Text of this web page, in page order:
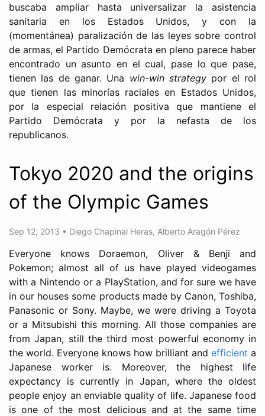
buscaba ampliar hasta universalizar la asistencia
sanitaria en los Estados Unidos, y con la
(momentánea) paralización de las leyes sobre control
de armas, el Partido Demócrata en pleno parece haber
encontrado un asunto en el cual, pase lo que pase,
tienen las de ganar. Una win-win strategy por el rol
que tienen las minorías raciales en Estados Unidos,
por la especial relación positiva que mantiene el
Partido Demócrata y por la nefasta de los
republicanos.
Tokyo 2020 and the origins
of the Olympic Games
Sep 12, 2013 • Diego Chapinal Heras, Alberto Aragón Pérez
Everyone knows Doraemon, Oliver & Benji and
Pokemon; almost all of us have played videogames
with a Nintendo or a PlayStation, and for sure we have
in our houses some products made by Canon, Toshiba,
Panasonic or Sony. Maybe, we were driving a Toyota
or a Mitsubishi this morning. All those companies are
from Japan, still the third most powerful economy in
the world. Everyone knows how brilliant and efficient a
Japanese worker is. Moreover, the highest life
expectancy is currently in Japan, where the oldest
people enjoy an enviable quality of life. Japanese food
is one of the most delicious and at the same time